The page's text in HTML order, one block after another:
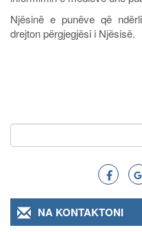
Njësinë e punëve që
drejton përgjegjësi i Njësisë.
Search
Kërko
NA KONTAKTONI